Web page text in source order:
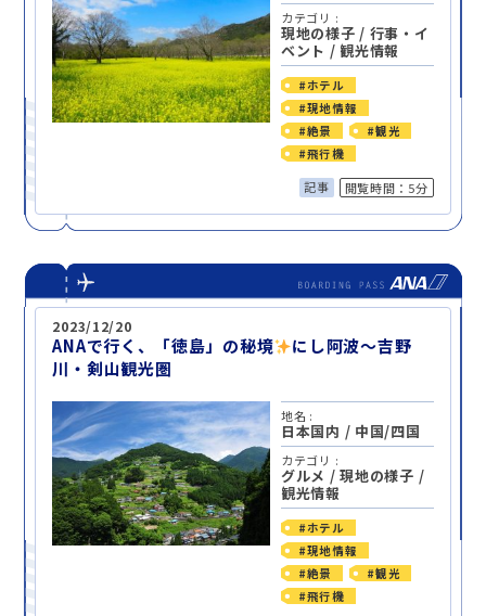
カテゴリ :
現地の様子 / 行事・イ
ベント / 観光情報
#ホテル
#現地情報
#絶景
#観光
#飛行機
記事 閲覧時間：5分
2023/12/20
ANAで行く、「徳島」の秘境
にし阿波〜吉野
川・剣山観光圏
地名 :
日本国内 / 中国/四国
カテゴリ :
グルメ /現地の様子 /
観光情報
#ホテル
#現地情報
#絶景
#観光
#飛行機